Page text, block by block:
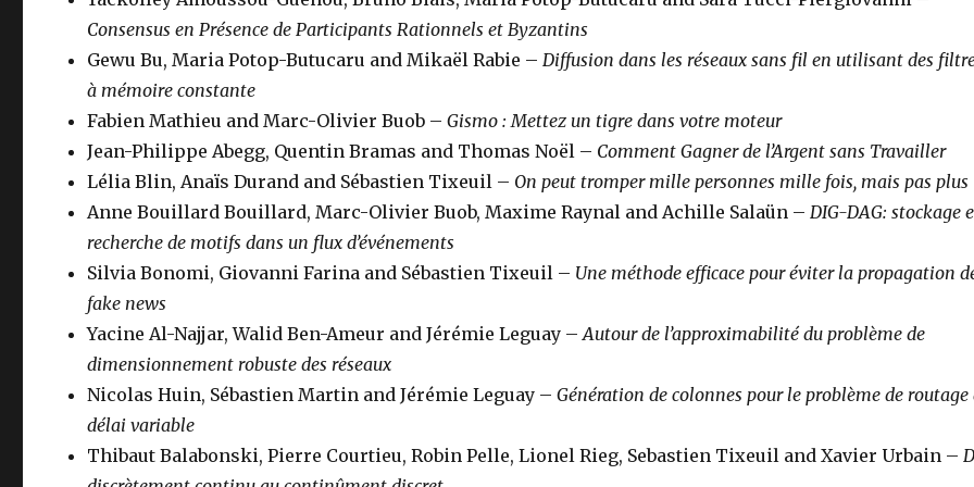
Consensus en Présence de Participants Rationnels et Byzantins
Gewu Bu, Maria Potop-Butucaru and Mikaël Rabie – Diffusion dans les réseaux sans fil en utilisant des
à mémoire constante
Fabien Mathieu and Marc-Olivier Buob –Gismo : Mettez un tigre dans votre moteur
Jean-Philippe Abegg, Quentin Bramas and Thomas Noël – Comment Gagner de l’Argent sans Travailler
Lélia Blin, Anaïs Durand and Sébastien Tixeuil – On peut tromper mille personnes mille fois, mais pas plus
Anne Bouillard Bouillard, Marc-Olivier Buob, Maxime Raynal and Achille Salaün – DIG-DAG: stockage
recherche de motifs dans un flux d’événements
Silvia Bonomi, Giovanni Farina and Sébastien Tixeuil – Une méthode efficace pour éviter la propagation
fake news
Yacine Al-Najjar, Walid Ben-Ameur and Jérémie Leguay –Autour de l’approximabilité du problème de
dimensionnement robuste des réseaux
Nicolas Huin, Sébastien Martin and Jérémie Leguay –Génération de colonnes pour le problème de routage
délai variable
Thibaut Balabonski, Pierre Courtieu, Robin Pelle, Lionel Rieg, Sebastien Tixeuil and Xavier Urbain –